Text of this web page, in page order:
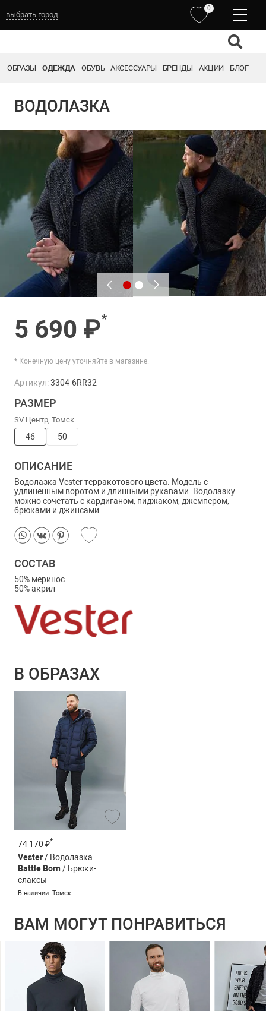
выбрать город
0
ОБРАЗЫ ОДЕЖДА ОБУВЬ АКСЕССУАРЫ БРЕНДЫ АКЦИИ БЛОГ
ВОДОЛАЗКА
5 690 ₽*
* Конечную цену уточняйте в магазине.
Артикул:3304-6RR32
РАЗМЕР
SV Центр, Томск
46 50
ОПИСАНИЕ
Водолазка Vester терракотового цвета. Модель с
удлиненным воротом и длинными рукавами. Водолазку
можно сочетать с кардиганом, пиджаком, джемпером,
брюками и джинсами.
СОСТАВ
50% меринос
50% акрил
В ОБРАЗАХ
74 170 ₽*
Vester/ Водолазка
Battle Born / Брюки-
слаксы
В наличии: Томск
ВАМ МОГУТ ПОНРАВИТЬСЯ